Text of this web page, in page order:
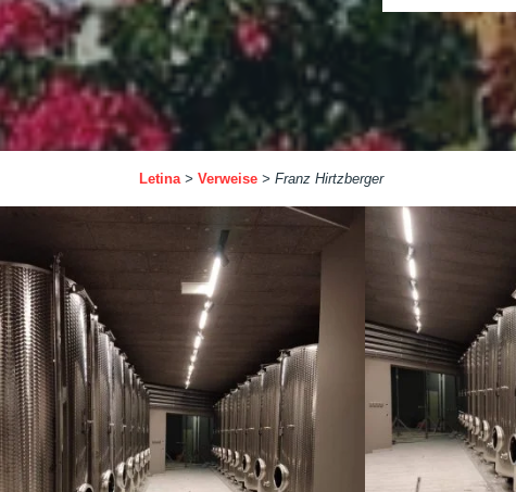
Letina> Verweise > Franz Hirtzberger